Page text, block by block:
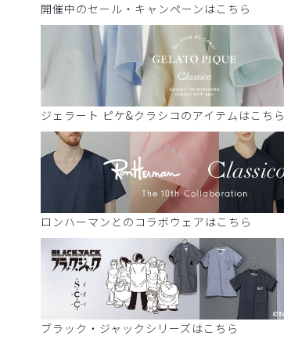
開催中のセール・キャンペーンはこちら
ジェラート ピケ&クラシコのアイテムはこちら
ロンハーマンとのコラボウェアはこちら
ブラック・ジャックシリーズはこちら